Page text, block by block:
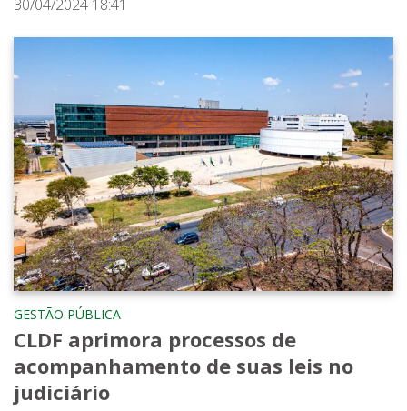
30/04/2024 18:41
GESTÃO PÚBLICA
CLDF aprimora processos de
acompanhamento de suas leis no
judiciário